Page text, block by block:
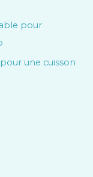
pour
une cuisson